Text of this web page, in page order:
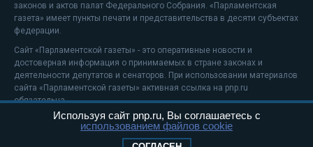
законов и актов палат Федерального Собрания. «Парламентская
газета» имеет пункты печати и представительства в десяти субъектах
федерации.
Сайт «Парламентской газеты» - это оперативные новости и
достоверная информация о принимаемых в стране законах и
деятельности депутатов и сенаторов. При использовании материалов
сайта «Парламентской газеты» активная ссылка на pnp.ru
обязательна.
На информационном ресурсе применяютсярекомендательные
Используя сайт pnp.ru, Вы соглашаетесь с
использованием файлов cookie